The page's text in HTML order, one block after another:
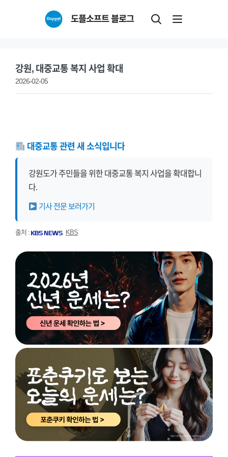
도플소프트 블로그
강원, 대중교통 복지 사업 확대
2026-02-05
대중교통 관련 새 소식입니다
강원도가 주민들을 위한 대중교통 복지 사업을 확대합니
다.
기사 전문 보러가기
출처 : KBS